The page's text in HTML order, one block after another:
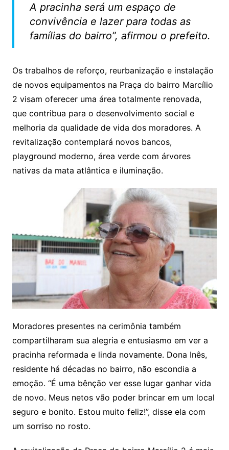
A pracinha será um espaço de
convivência e lazer para todas as
famílias do bairro”, afirmou o prefeito.
Os trabalhos de reforço, reurbanização e instalação
de novos equipamentos na Praça do bairro Marcílio
2 visam oferecer uma área totalmente renovada,
que contribua para o desenvolvimento social e
melhoria da qualidade de vida dos moradores. A
revitalização contemplará novos bancos,
playground moderno, área verde com árvores
nativas da mata atlântica e iluminação.
Moradores presentes na cerimônia também
compartilharam sua alegria e entusiasmo em ver a
pracinha reformada e linda novamente. Dona Inês,
residente há décadas no bairro, não escondia a
emoção. “É uma bênção ver esse lugar ganhar vida
de novo. Meus netos vão poder brincar em um local
seguro e bonito. Estou muito feliz!”, disse ela com
um sorriso no rosto.